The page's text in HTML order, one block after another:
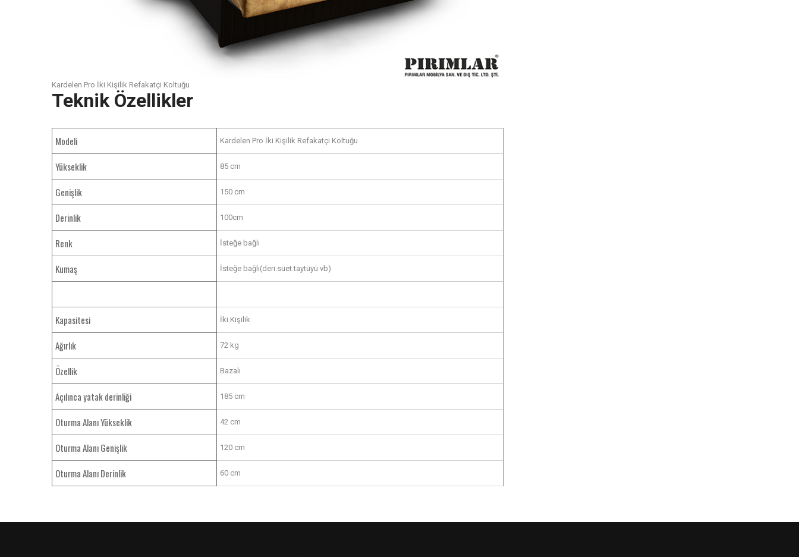
Kardelen Pro İki Kişilik Refakatçi Koltuğu
Teknik Özellikler
Modeli Kardelen Pro İki Kişilik Refakatçi Koltuğu
Yükseklik 85 cm
Genişlik 150 cm
Derinlik 100cm
Renk İsteğe bağlı
Kumaş İsteğe bağlı(deri.süet.taytüyü vb)
Kapasitesi İki Kişilik
Ağırlık 72 kg
Özellik Bazalı
Açılınca yatak derinliği 185 cm
Oturma Alanı Yükseklik 42 cm
Oturma Alanı Genişlik 120 cm
Oturma Alanı Derinlik 60 cm